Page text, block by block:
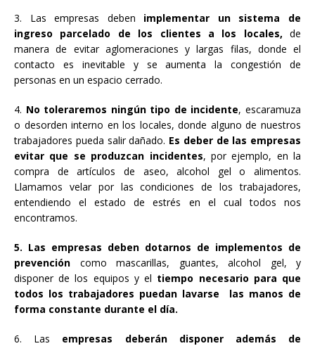
3. Las empresas deben implementar un sistema de
ingreso parcelado de los clientes a los locales, de
manera de evitar aglomeraciones y largas filas, donde el
contacto es inevitable y se aumenta la congestión de
personas en un espacio cerrado.
4. No toleraremos ningún tipo de incidente, escaramuza
o desorden interno en los locales, donde alguno de nuestros
trabajadores pueda salir dañado. Es deber de las empresas
evitar que se produzcan incidentes, por ejemplo, en la
compra de artículos de aseo, alcohol gel o alimentos.
Llamamos velar por las condiciones de los trabajadores,
entendiendo el estado de estrés en el cual todos nos
encontramos.
5. Las empresas deben dotarnos de implementos de
prevención como mascarillas, guantes, alcohol gel, y
disponer de los equipos y el tiempo necesario para que
todos los trabajadores puedan lavarse las manos de
forma constante durante el día.
6. Las empresas deberán disponer además de